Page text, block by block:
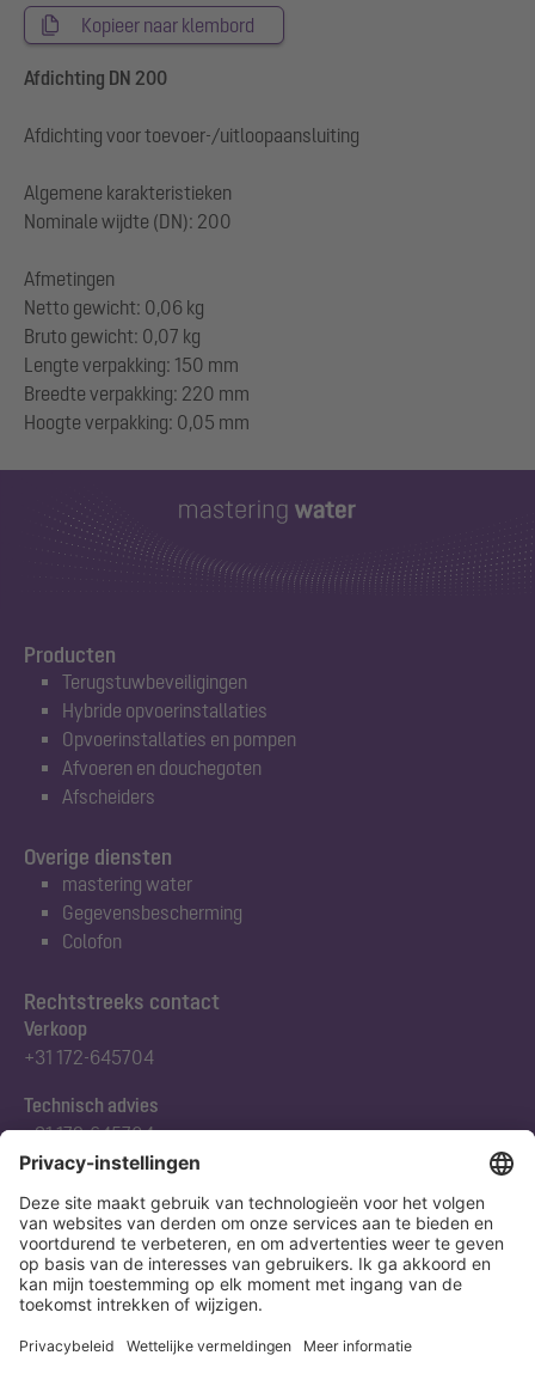
Kopieer naar klembord
Afdichting DN 200
Afdichting voor toevoer-/uitloopaansluiting
Algemene karakteristieken
Nominale wijdte (DN): 200
Afmetingen
Netto gewicht: 0,06 kg
Bruto gewicht: 0,07 kg
Lengte verpakking: 150 mm
Breedte verpakking: 220 mm
Producten
Terugstuwbeveiligingen
Hybride opvoerinstallaties
Opvoerinstallaties en pompen
Afvoeren en douchegoten
Afscheiders
Rechtstreeks contact
Verkoop
+31 172-645704
Technisch advies
+31 172-645704
Abonneert u zich op onze nieuwsbrief
Nu aanmelden
Overige diensten
mastering water
Gegevensbescherming
Colofon